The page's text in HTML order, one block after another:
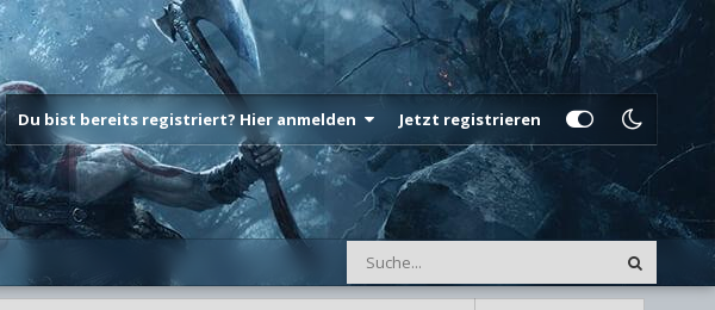
Du bist bereits registriert? Hier anmelden Jetzt registrieren